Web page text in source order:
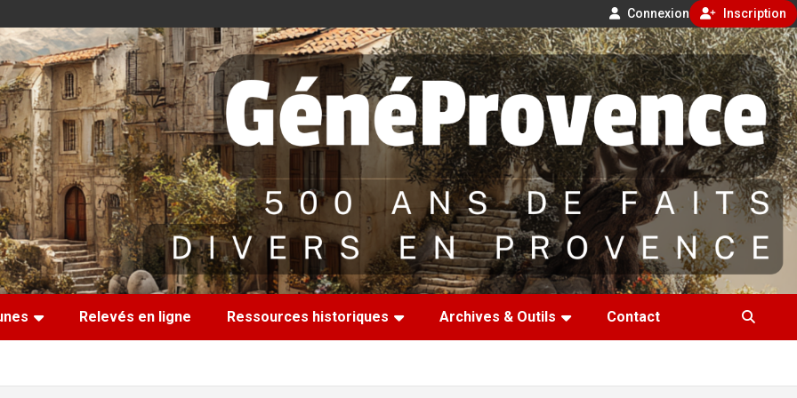
Connexion Inscription
Relevés en ligne Ressources historiques Archives & Outils Contact